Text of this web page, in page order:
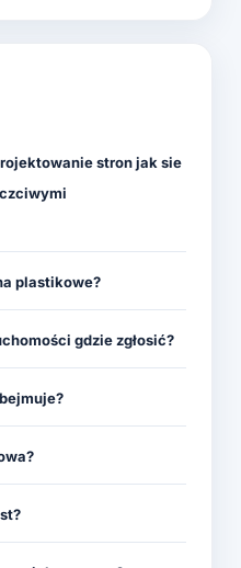
stron jak sie
plastikowe?
gdzie zgłosić?